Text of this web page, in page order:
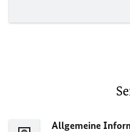
Allgemeine